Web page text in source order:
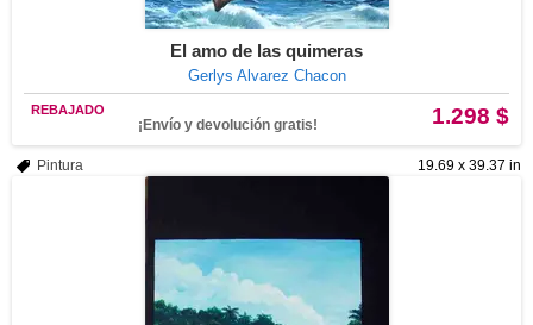
El amo de las quimeras
Gerlys Alvarez Chacon
1.298 $
REBAJADO
¡Envío y devolución gratis!
19.69 x 39.37 in
Pintura